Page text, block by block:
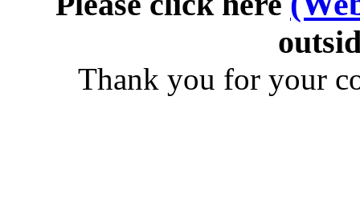
Thank you for your